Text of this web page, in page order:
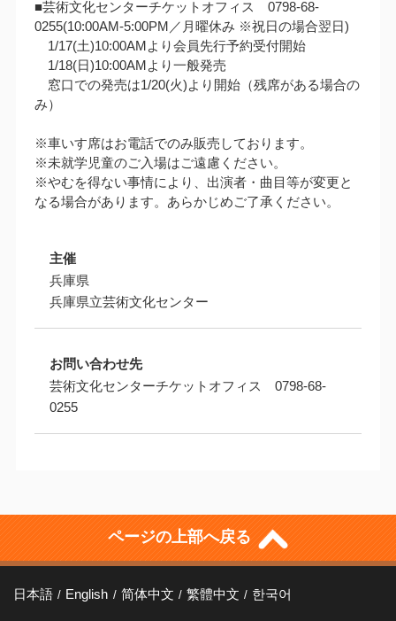
■芸術文化センターチケットオフィス 0798-68-
0255(10:00AM‐5:00PM／月曜休み ※祝日の場合翌日)
1/17(土)10:00AMより会員先行予約受付開始
1/18(日)10:00AMより一般発売
窓口での発売は1/20(火)より開始（残席がある場合の
み）
※車いす席はお電話でのみ販売しております。
※未就学児童のご入場はご遠慮ください。
※やむを得ない事情により、出演者・曲目等が変更と
なる場合があります。あらかじめご了承ください。
主催
兵庫県
兵庫県立芸術文化センター
お問い合わせ先
芸術文化センターチケットオフィス 0798-68-
0255
ページの上部へ戻る
日本語 English 简体中文 繁體中文 한국어